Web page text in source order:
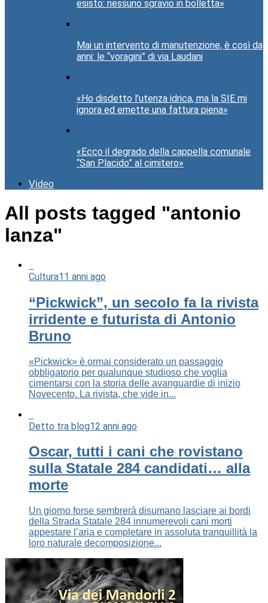
esisto: nessuno sgravio in bolletta»
Mai un intervento di manutenzione, è così da
anni: le “voragini” di via Laudani
«Ho disdetto l’utenza idrica, ma la SIE mi
ignora ed emette una fattura piena»
«Ecco il degrado della cappella comunale
“San Placido” al cimitero»
Video
All posts tagged "antonio
lanza"
Cultura11 anni ago
“Pickwick”, un secolo fa la rivista
irridente e futurista di Antonio
Bruno
«Pickwick» è ormai considerato un passaggio
obbligatorio per qualunque studioso che voglia
cimentarsi con la storia delle avanguardie di inizio
Novecento. La rivista, che vide in...
Detto tra blog12 anni ago
Oscar, tutti i cani che rovistano
sulla Statale 284 candidati… alla
morte
Un giorno forse sembrerà disumano lasciare ai bordi
della Strada Statale 284 innumerevoli cani morti
appestare l’aria e completare in assoluta tranquillità la
loro naturale decomposizione...